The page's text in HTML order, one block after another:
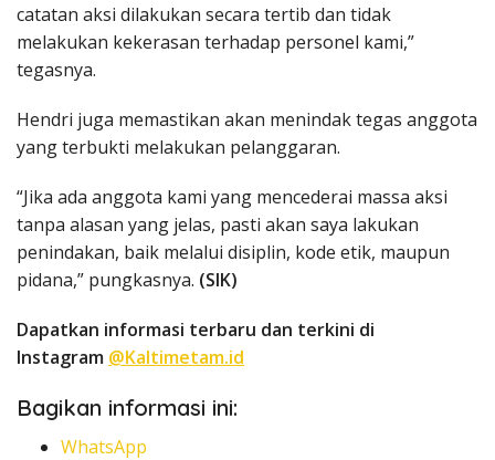
catatan aksi dilakukan secara tertib dan tidak
melakukan kekerasan terhadap personel kami,”
tegasnya.
Hendri juga memastikan akan menindak tegas anggota
yang terbukti melakukan pelanggaran.
“Jika ada anggota kami yang mencederai massa aksi
tanpa alasan yang jelas, pasti akan saya lakukan
penindakan, baik melalui disiplin, kode etik, maupun
pidana,” pungkasnya. (SIK)
Dapatkan informasi terbaru dan terkini di
Instagram @Kaltimetam.id
Bagikan informasi ini:
WhatsApp